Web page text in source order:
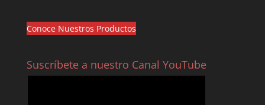
Conoce Nuestros Productos
Suscríbete a nuestro Canal YouTube